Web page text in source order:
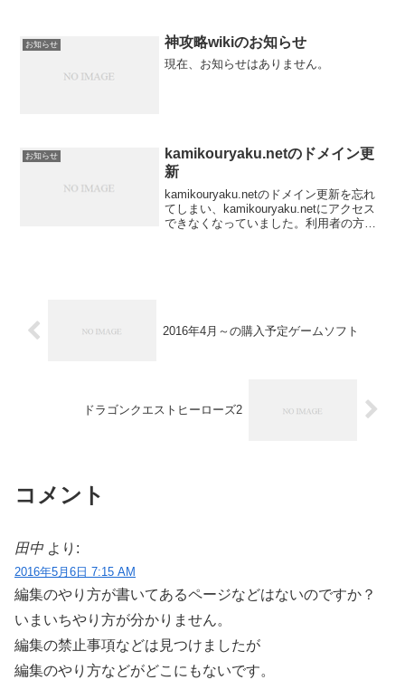
お知らせ 神攻略wikiのお知らせ
現在、お知らせはありません。
お知らせ
kamikouryaku.netのドメイン更
新
kamikouryaku.netのドメイン更新を忘れ
てしまい、kamikouryaku.netにアクセス
できなくなっていました。利用者の方に
2016年4月～の購入予定ゲームソフト
ドラゴンクエストヒーローズ2
コメント
田中 より:
2016年5月6日 7:15 AM
編集のやり方が書いてあるページなどはないのですか？
いまいちやり方が分かりません。
編集の禁止事項などは見つけましたが
編集のやり方などがどこにもないです。